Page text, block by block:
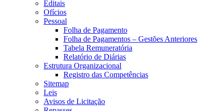
Editais
Ofícios
Pessoal
Folha de Pagamento
Folha de Pagamentos – Gestões Anteriores
Tabela Remuneratória
Relatório de Diárias
Estrutura Organizacional
Registro das Competências
Sitemap
Leis
Avisos de Licitação